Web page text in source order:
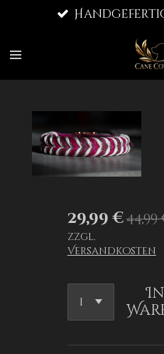
springen
29,99 €44,99
zzgl.
Versandkosten